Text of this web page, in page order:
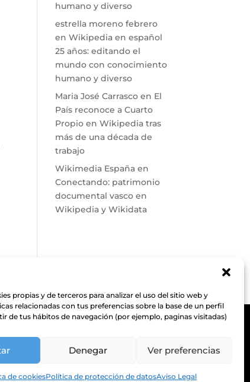
propias y de terceros para analizar el uso del sitio web y
relacionadas con tus preferencias sobre la base de un perfil
de tus hábitos de navegación (por ejemplo, paginas visitadas)
Denegar Ver preferencias
de cookiesPolítica de protección de datosAviso Legal
humano y diverso
estrella moreno febrero
enWikipedia en español
25 años: editando el
mundo con conocimiento
humano y diverso
Maria José Carrasco en El
País reconoce a Cuarto
Propio en Wikipedia tras
más de una década de
trabajo
Wikimedia España en
Conectando: patrimonio
documental vasco en
Wikipedia y Wikidata